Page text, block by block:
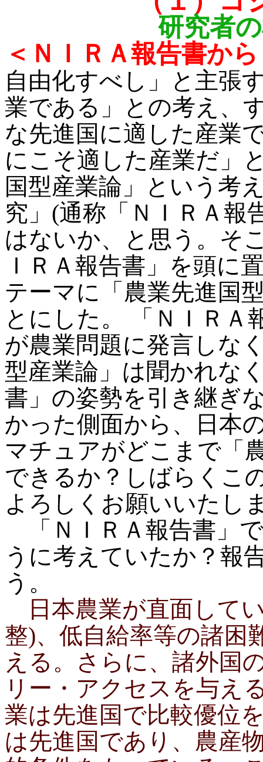
研究者
＜ＮＩＲＡ報告書か
自由化すべし」と主張
業である」との考え、
な先進国に適した産業
にこそ適した産業だ」
国型産業論」という考
究」(通称「ＮＩＲＡ報
はないか、と思う。そ
ＩＲＡ報告書」を頭に
テーマに「農業先進国
とにした。 「ＮＩＲＡ
が農業問題に発言しな
型産業論」は聞かれな
書」の姿勢を引き継ぎ
かった側面から、日本
マチュアがどこまで「
できるか？しばらくこ
よろしくお願いいたし
「ＮＩＲＡ報告書」
うに考えていたか？報
う。
日本農業が直面して
整)、低自給率等の諸困
える。さらに、諸外国
リー・アクセスを与え
業は先進国で比較優位
は先進国であり、農産